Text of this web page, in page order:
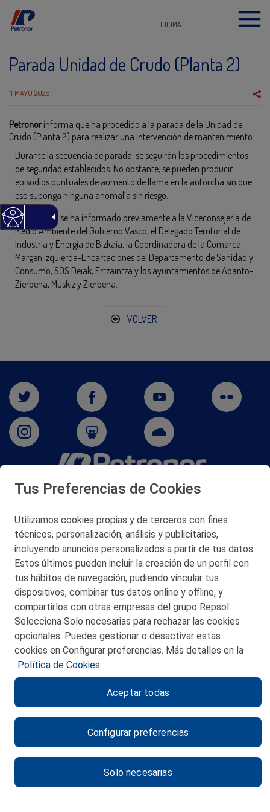
IDIOMA
Parada Unidad de Crudo (Planta 2)
11 MAYO 2026
Petronorinforma que ha procedido a la parada de la Unidad de
Crudo (Planta 2) para realizar una intervención de mantenimiento.
Durante la secuencia de parada, se seguirán los procedimientos
de seguridad establecidos. No obstante, se pueden producir
episodios puntuales de aumento de llama en la antorcha sin que
eso suponga ninguna anomalía sin riesgo.
De todo ello se ha informado previamente a la Viceconsejería de
Medio Ambiente del Gobierno Vasco, el Delegado Territorial de
Industria y Energía de Bizkaia, la Coordinadora de la Comarca
Margen Izquierda-Encartaciones del Departamento de Sanidad y
Consumo, SOS Deiak, Ertzaintza y los ayuntamientos de Abanto-
Zierbena, Muskiz y Zierbena.
VOLVER
San Martín 5-Edificio Muñatones,
© 2026 Petronor S.A.
CONTACTO
MAPA WEB
POLITICA DE PRIVACIDAD
POLITICA DE COOKIES
CANAL DE ÉTICA
Tus Preferencias de Cookies
Utilizamos cookies propias y de terceros con fines
técnicos, personalización, análisis y publicitarios,
incluyendo anuncios personalizados a partir de tus datos.
Estos últimos pueden incluir la creación de un perfil con
tus hábitos de navegación, pudiendo vincular tus
dispositivos, combinar tus datos online y offline, y
compartirlos con otras empresas del grupo Repsol.
Selecciona Solo necesarias para rechazar las cookies
opcionales. Puedes gestionar o desactivar estas
cookies en Configurar preferencias. Más detalles en la
Política de Cookies.
Configurar preferencias
Solo necesarias
Aceptar todas